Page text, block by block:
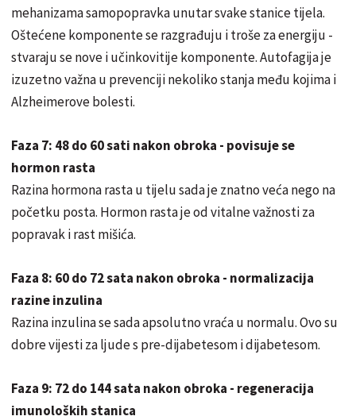
mehanizama samopopravka unutar svake stanice tijela.
Oštećene komponente se razgrađuju i troše za energiju -
stvaraju se nove i učinkovitije komponente. Autofagija je
izuzetno važna u prevenciji nekoliko stanja među kojima i
Alzheimerove bolesti.
Faza 7: 48 do 60 sati nakon obroka - povisuje se
hormon rasta
Razina hormona rasta u tijelu sada je znatno veća nego na
početku posta. Hormon rasta je od vitalne važnosti za
popravak i rast mišića.
Faza 8: 60 do 72 sata nakon obroka - normalizacija
razine inzulina
Razina inzulina se sada apsolutno vraća u normalu. Ovo su
dobre vijesti za ljude s pre-dijabetesom i dijabetesom.
Faza 9: 72 do 144 sata nakon obroka - regeneracija
imunoloških stanica